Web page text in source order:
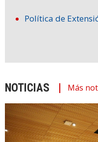
Política de
NOTICIAS Más